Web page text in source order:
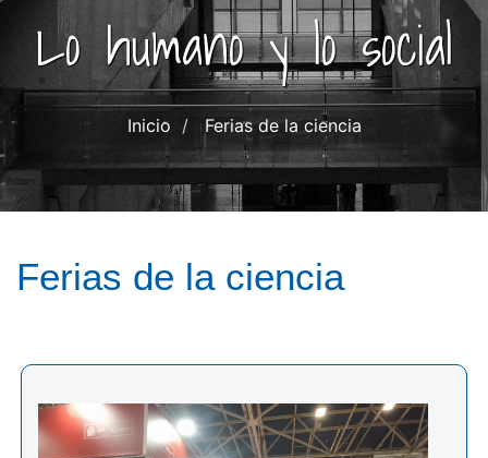
Lo humano y lo social
Inicio Ferias de la ciencia
Ferias de la ciencia